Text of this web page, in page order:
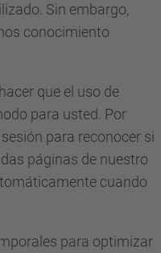
Sin embargo,
conocimiento
que el uso de
para usted. Por
para reconocer si
páginas de nuestro
cuando
para optimizar